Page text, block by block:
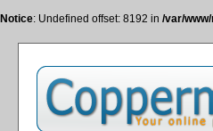
Notice: Undefined offset: 8192 in /var/